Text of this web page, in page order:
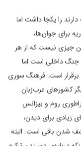
را یکجا داشت اما
برای جوان‌ها،
جیزی نیست که از هر
داخلی است اما
است. فرهنگ سوری
کشورهای عرب‌زبان
روم و بیزانس
زیادی برای دیدن،
شدن باقی است. البته